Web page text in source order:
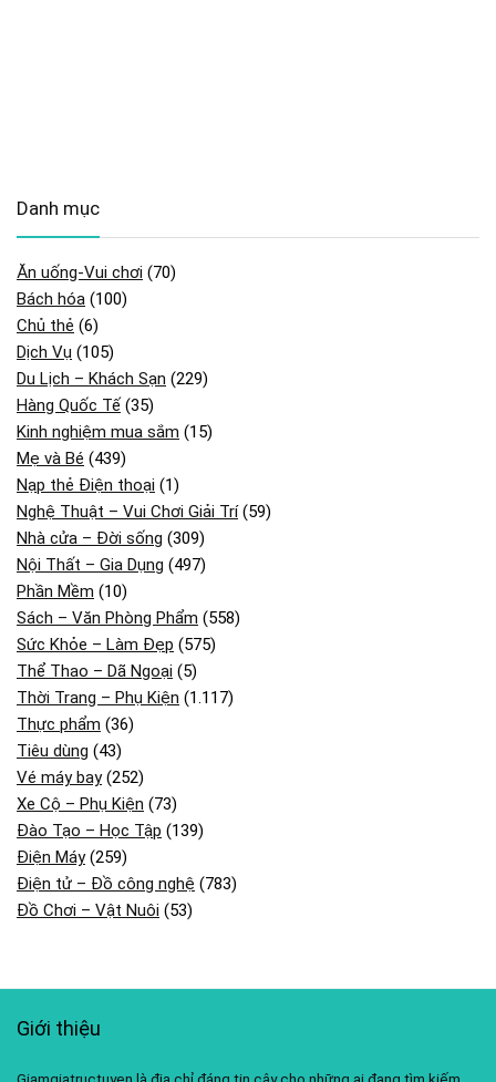
Danh mục
Ăn uống-Vui chơi (70)
Bách hóa (100)
Chủ thẻ (6)
Dịch Vụ (105)
Du Lịch – Khách Sạn (229)
Hàng Quốc Tế (35)
Kinh nghiệm mua sắm (15)
Mẹ và Bé (439)
Nạp thẻ Điện thoại (1)
Nghệ Thuật – Vui Chơi Giải Trí(59)
Nhà cửa – Đời sống (309)
Nội Thất – Gia Dụng (497)
Phần Mềm (10)
Sách – Văn Phòng Phẩm (558)
Sức Khỏe – Làm Đẹp (575)
Thể Thao – Dã Ngoại (5)
Thời Trang – Phụ Kiện (1.117)
Thực phẩm (36)
Tiêu dùng (43)
Vé máy bay(252)
Xe Cộ – Phụ Kiện (73)
Đào Tạo – Học Tập (139)
Điện Máy(259)
Điện tử – Đồ công nghệ (783)
Đồ Chơi – Vật Nuôi (53)
Giới thiệu